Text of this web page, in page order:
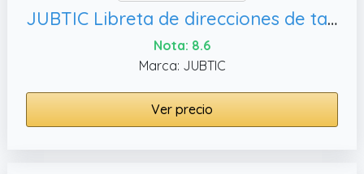
JUBTIC Libreta de direcciones de tapa dura con pestañas alfabéticas, fecha importante para la oficina en casa
Nota: 8.6
Marca: JUBTIC
Ver precio